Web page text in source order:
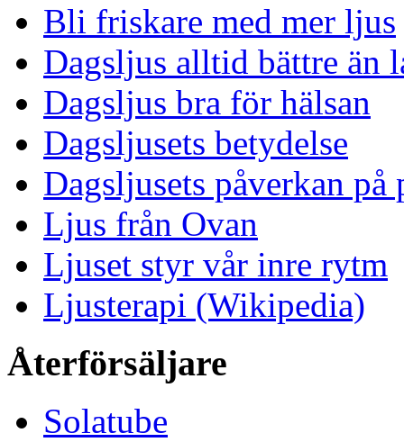
Bli friskare med mer ljus
Dagsljus alltid bättre än
Dagsljus bra för hälsan
Dagsljusets betydelse
Dagsljusets påverkan på
Ljus från Ovan
Ljuset styr vår inre rytm
Ljusterapi (Wikipedia)
Återförsäljare
Solatube